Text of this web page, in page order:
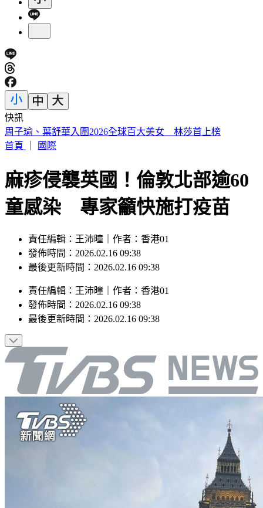
快訊
外送發票「中獎1000萬」 繳水費也中2百萬
首頁
國際
麻疹侵襲英國！倫敦北部逾60
童感染 專家籲快施打疫苗
責任編輯：王沛曈｜作者：香港01
發佈時間：2026.02.16 09:38
最後更新時間：2026.02.16 09:38
責任編輯 ： 王沛曈 作者 ： 香港01
發佈時間： 2026.02.16 09:38
最後更新時間： 2026.02.16 09:38